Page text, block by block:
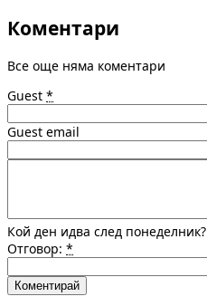
Коментари
Все още няма коментари
Guest *
Guest email
Кой ден идва след понеделник?
Отговор: *